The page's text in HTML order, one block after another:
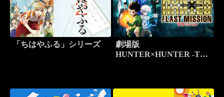
「ちはやふる」シリーズ
劇場版
HUNTER×HUNTER -The